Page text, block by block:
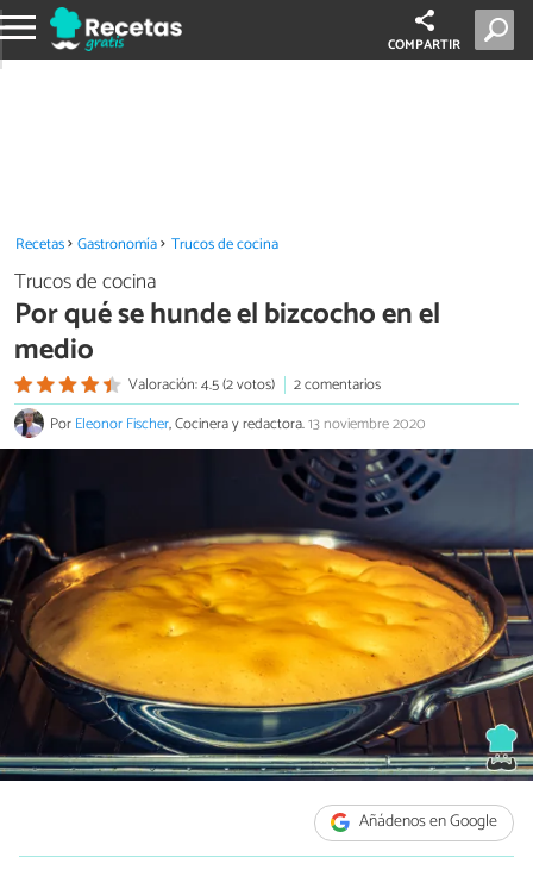
COMPARTIR
Recetas Gastronomía Trucos de cocina
Trucos de cocina
Por qué se hunde el bizcocho en el
medio
Valoración: 4.5 (2 votos)
2 comentarios
PorEleonor Fischer, Cocinera y redactora.13 noviembre 2020
Añádenos en Google